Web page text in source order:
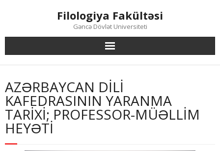
Filologiya Fakültəsi
Gəncə Dövlət Universiteti
AZƏRBAYCAN DILI
KAFEDRASININ YARANMA
TARIXI; PROFESSOR-MÜƏLLIM
HEYƏTI